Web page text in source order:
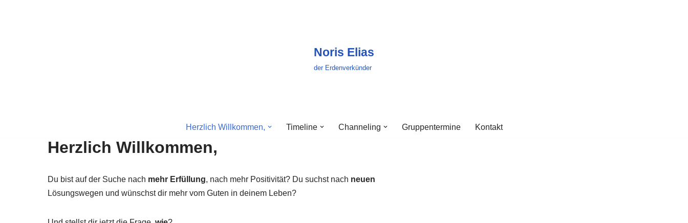
Noris Elias
der Erdenverkünder
Herzlich Willkommen, Timeline Channeling Gruppentermine Kontakt
Herzlich Willkommen,
Du bist auf der Suche nach mehr Erfüllung, nach mehr Positivität? Du suchst nach neuen
Lösungswegen und wünschst dir mehr vom Guten in deinem Leben?